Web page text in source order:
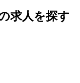
求人を探す